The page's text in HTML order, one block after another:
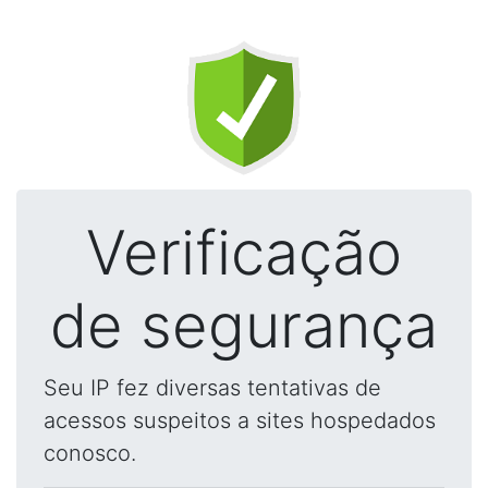
Verificação
de segurança
Seu IP fez diversas tentativas de
acessos suspeitos a sites hospedados
conosco.